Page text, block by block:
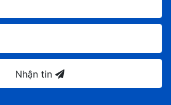
Nhận tin